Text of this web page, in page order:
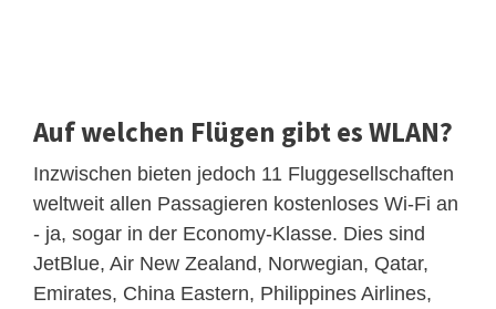
Auf welchen Flügen gibt es WLAN?
Inzwischen bieten jedoch 11 Fluggesellschaften
weltweit allen Passagieren kostenloses Wi-Fi an
- ja, sogar in der Economy-Klasse. Dies sind
JetBlue, Air New Zealand, Norwegian, Qatar,
Emirates, China Eastern, Philippines Airlines,